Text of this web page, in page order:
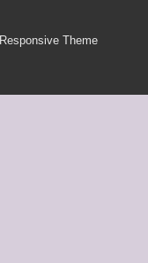
Responsive Theme